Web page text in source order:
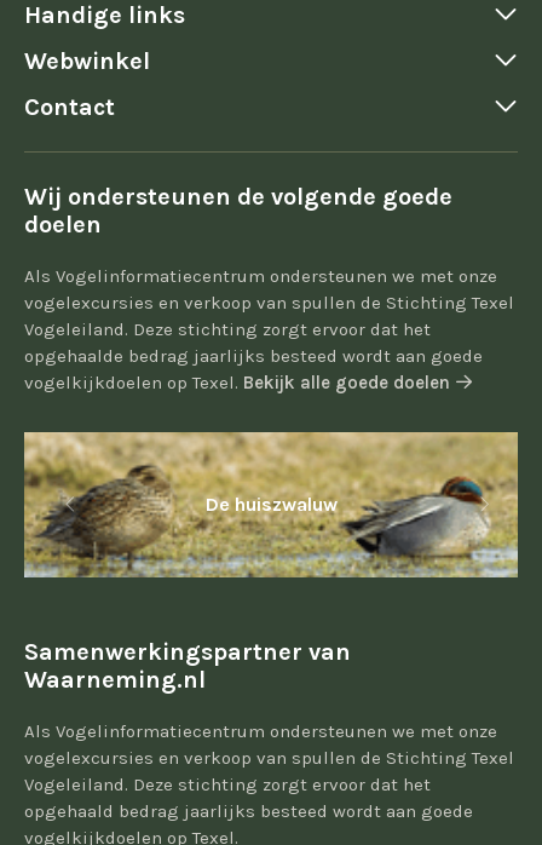
Handige links
Webwinkel
Contact
Wij ondersteunen de volgende goede
doelen
Als Vogelinformatiecentrum ondersteunen we met onze
vogelexcursies en verkoop van spullen de Stichting Texel
Vogeleiland. Deze stichting zorgt ervoor dat het
opgehaalde bedrag jaarlijks besteed wordt aan goede
vogelkijkdoelen op Texel. Bekijk alle goede doelen
De huiszwaluw
Samenwerkingspartner van
Waarneming.nl
Als Vogelinformatiecentrum ondersteunen we met onze
vogelexcursies en verkoop van spullen de Stichting Texel
Vogeleiland. Deze stichting zorgt ervoor dat het
opgehaald bedrag jaarlijks besteed wordt aan goede
vogelkijkdoelen op Texel.